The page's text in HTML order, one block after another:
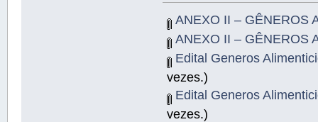
ANEXO II – GÊNEROS
ANEXO II – GÊNEROS
Edital Generos
vezes.)
Edital Generos
vezes.)